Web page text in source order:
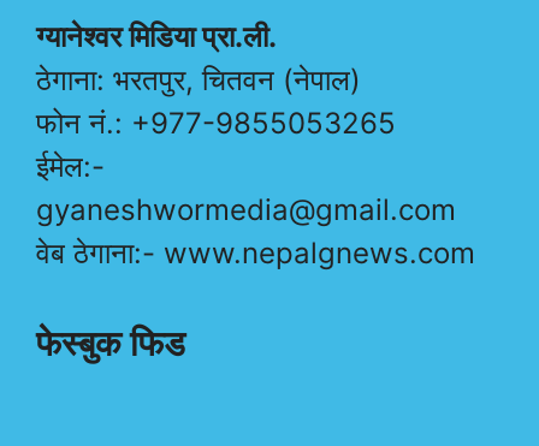
ग्यानेश्वर मिडिया प्रा.ली.
ठेगाना: भरतपुर, चितवन (नेपाल)
फोन नं.: +977-9855053265
ईमेल:-
gyaneshwormedia@gmail.com
वेब ठेगाना:- www.nepalgnews.com
फेस्बुक फिड